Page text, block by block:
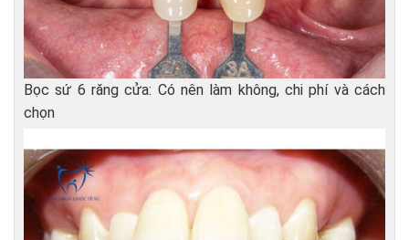
Bọc sứ 6 răng cửa: Có nên làm không, chi phí và cách
chọn